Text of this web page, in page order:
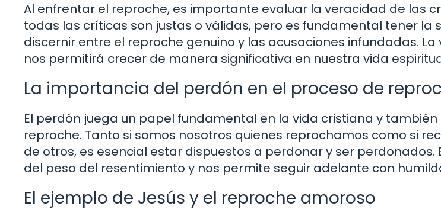
Al enfrentar el reproche, es importante evaluar la veracidad de las
todas las críticas son justas o válidas, pero es fundamental tener la
discernir entre el reproche genuino y las acusaciones infundadas.
nos permitirá crecer de manera significativa en nuestra vida
La importancia del perdón en el proceso de
El perdón juega un papel fundamental en la vida cristiana y
reproche. Tanto si somos nosotros quienes reprochamos como si
de otros, es esencial estar dispuestos a perdonar y ser perdonados.
del peso del resentimiento y nos permite seguir adelante con
El ejemplo de Jesús y el reproche amoroso